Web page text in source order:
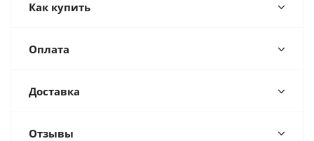
Как купить
Оплата
Доставка
Отзывы